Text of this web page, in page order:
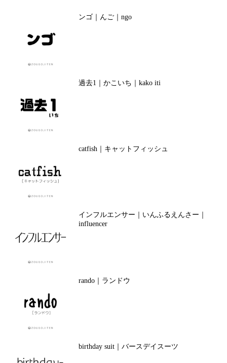
ンゴ｜んご｜ngo
過去1｜かこいち｜kako iti
catfish｜キャットフィッシュ
インフルエンサー｜いんふるえんさー｜
influencer
rando｜ランドウ
birthday suit｜バースデイスーツ